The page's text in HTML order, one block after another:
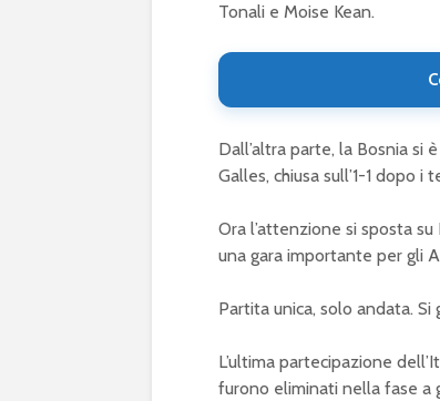
Tonali e Moise Kean.
Dall’altra parte, la Bosnia
Galles, chiusa sull’1-1 dopo
Ora l’attenzione si sposta
una gara importante per gli
Partita unica, solo andata.
L’ultima partecipazione
furono eliminati nella fase a